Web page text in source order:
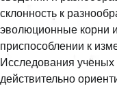
склонность к
эволюционные корни
приспособлении к
Исследования ученых
действительно